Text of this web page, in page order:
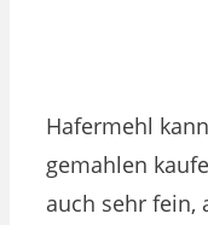
Hafermehl
gemahlen
auch sehr fein,